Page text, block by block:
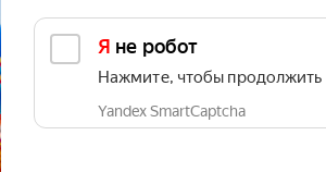
Я не робот
Нажмите, чтобы продолжить
Yandex SmartCaptcha